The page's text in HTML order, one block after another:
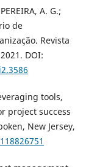
A. G.;
de
Revista
DOI:
tools,
project success
New Jersey,